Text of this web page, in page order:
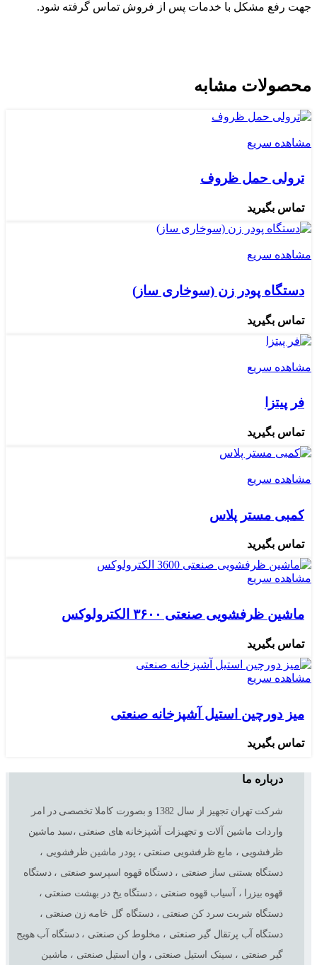
جهت رفع مشکل با خدمات پس از فروش تماس گرفته شود.
محصولات مشابه
مشاهده سریع
ترولی حمل ظروف
تماس بگیرید
مشاهده سریع
دستگاه پودر زن (سوخاری ساز)
تماس بگیرید
مشاهده سریع
فر پیتزا
تماس بگیرید
مشاهده سریع
کمبی مستر پلاس
تماس بگیرید
مشاهده سریع
ماشین ظرفشویی صنعتی ۳۶۰۰ الکترولوکس
تماس بگیرید
مشاهده سریع
میز دورچین استیل آشپزخانه صنعتی
تماس بگیرید
درباره ما
شرکت تهران تجهیز از سال 1382 و بصورت کاملا تخصصی در امر
واردات ماشین آلات و تجهبزات آشپزخانه های صنعتی ،سبد ماشین
ظرفشویی ، مایع ظرفشویی صنعتی ، پودر ماشین ظرفشویی ،
دستگاه بستنی ساز صنعتی ، دستگاه قهوه اسپرسو صنعتی ، دستگاه
قهوه بیزرا ، آسیاب قهوه صنعتی ، دستگاه یخ در بهشت صنعتی ،
دستگاه شربت سرد کن صنعتی ، دستگاه گل خامه زن صنعتی ،
دستگاه آب پرتقال گیر صنعتی ، مخلوط کن صنعتی ، دستگاه آب هویج
گیر صنعتی ، سینک استیل صنعتی ، وان استیل صنعتی ، ماشین